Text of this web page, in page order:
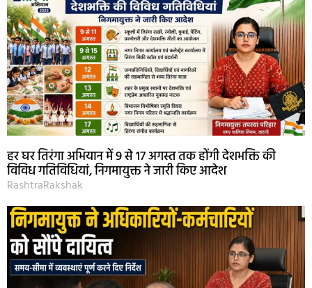
हर घर तिरंगा अभियान में 9 से 17 अगस्त तक होंगी देशभक्ति की
विविध गतिविधियां, निगमायुक्त ने जारी किए आदेश
RashtraRakshak